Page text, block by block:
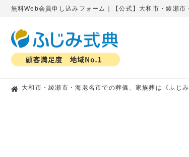
無料Web会員申し込みフォーム｜【公式】大和市・綾瀬市
大和市・綾瀬市・海老名市での葬儀、家族葬は《ふじみ